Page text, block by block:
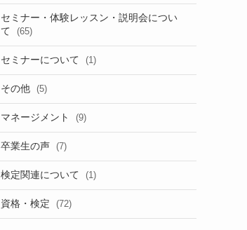
セミナー・体験レッスン・説明会につい
て
(65)
セミナーについて (1)
その他 (5)
マネージメント (9)
卒業生の声 (7)
検定関連について (1)
資格・検定 (72)